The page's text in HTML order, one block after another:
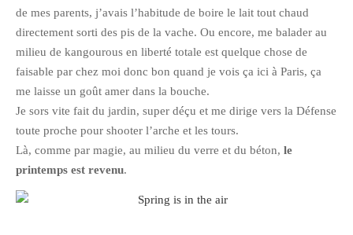
de mes parents, j’avais l’habitude de boire le lait tout chaud
directement sorti des pis de la vache. Ou encore, me balader au
milieu de kangourous en liberté totale est quelque chose de
faisable par chez moi donc bon quand je vois ça ici à Paris, ça
me laisse un goût amer dans la bouche.
Je sors vite fait du jardin, super déçu et me dirige vers la Défense
toute proche pour shooter l’arche et les tours.
Là, comme par magie, au milieu du verre et du béton, le
printemps est revenu.